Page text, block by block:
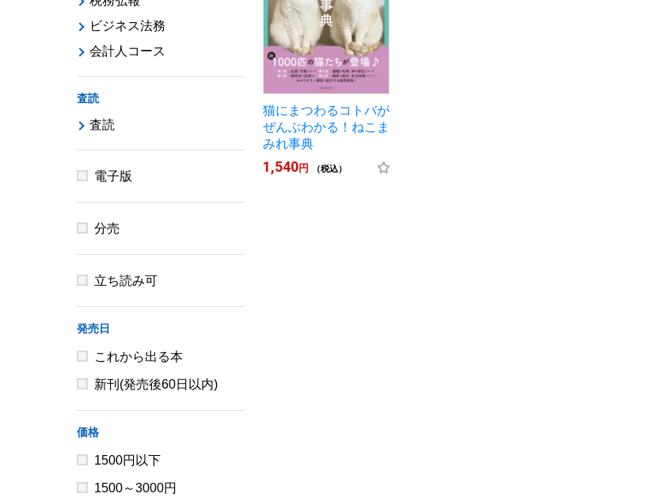
猫にまつわるコトバが
ぜんぶわかる！ねこま
みれ事典
1,540円 （税込）
ビジネス法務
会計人コース
査読
査読
電子版
分売
立ち読み可
発売日
これから出る本
新刊(発売後60日以内)
価格
1500円以下
1500～3000円